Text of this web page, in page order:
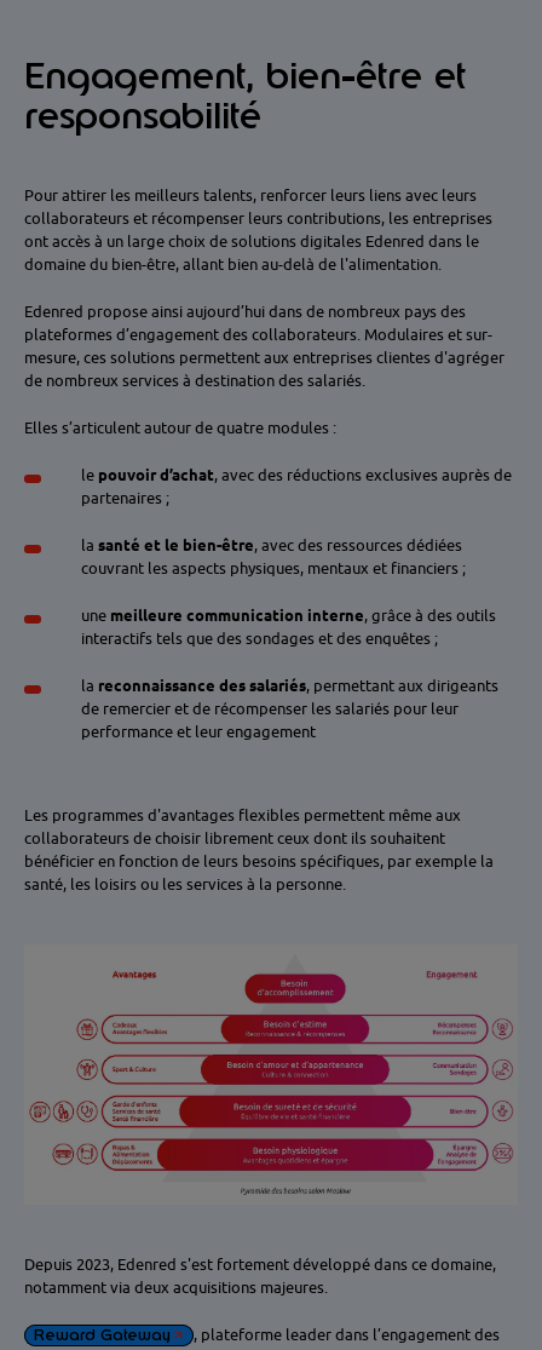
Engagement, bien-être et
responsabilité
Pour attirer les meilleurs talents, renforcer leurs liens avec leurs
collaborateurs et récompenser leurs contributions, les entreprises
ont accès à un large choix de solutions digitales Edenred dans le
domaine du bien-être, allant bien au-delà de l'alimentation.
Edenred propose ainsi aujourd’hui dans de nombreux pays des
plateformes d’engagement des collaborateurs. Modulaires et sur-
mesure, ces solutions permettent aux entreprises clientes d'agréger
de nombreux services à destination des salariés.
Elles s’articulent autour de quatre modules :
le pouvoir d’achat, avec des réductions exclusives auprès de
partenaires ;
la santé et le bien-être, avec des ressources dédiées
couvrant les aspects physiques, mentaux et financiers ;
une meilleure communication interne, grâce à des outils
interactifs tels que des sondages et des enquêtes ;
la reconnaissance des salariés, permettant aux dirigeants
de remercier et de récompenser les salariés pour leur
performance et leur engagement
Les programmes d'avantages flexibles permettent même aux
collaborateurs de choisir librement ceux dont ils souhaitent
bénéficier en fonction de leurs besoins spécifiques, par exemple la
santé, les loisirs ou les services à la personne.
Depuis 2023, Edenred s'est fortement développé dans ce domaine,
notamment via deux acquisitions majeures.
Reward Gateway
, plateforme leader dans l’engagement des